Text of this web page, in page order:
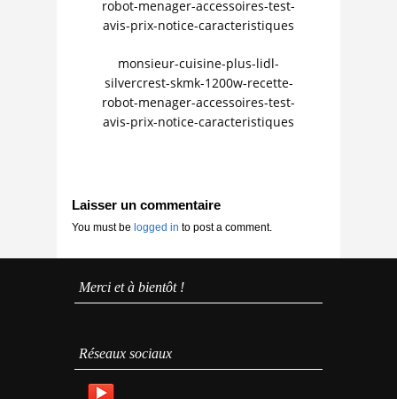
robot-menager-accessoires-test-
avis-prix-notice-caracteristiques
monsieur-cuisine-plus-lidl-
silvercrest-skmk-1200w-recette-
robot-menager-accessoires-test-
avis-prix-notice-caracteristiques
Laisser un commentaire
You must be logged in to post a comment.
Merci et à bientôt !
Réseaux sociaux